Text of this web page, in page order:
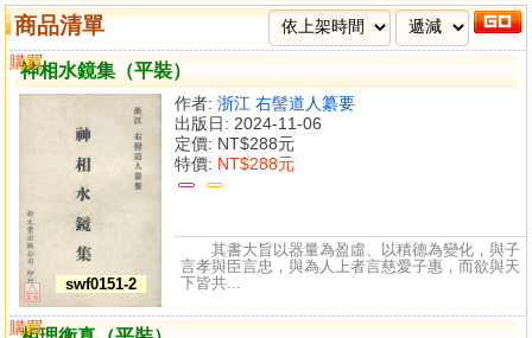
商品清單
神相水鏡集（平裝）
swf0151-2
作者: 浙江 右髻道人纂要
出版日: 2024-11-06
定價: NT$288元
特價: NT$288元
購買
比較
其書大旨以器量為盈虛、以積德為變化，與子
言孝與臣言忠，與為人上者言慈愛子惠，而欲與天
下皆共...
購買
比較